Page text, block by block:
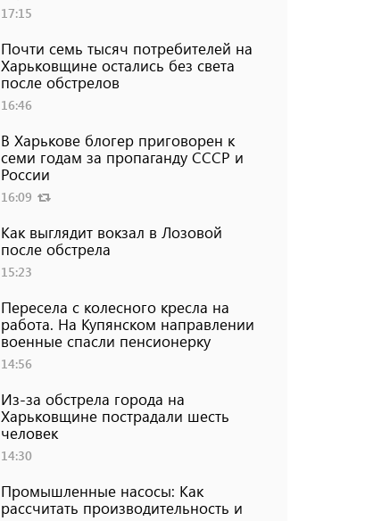
17:15
Почти семь тысяч потребителей на
Харьковщине остались без света
после обстрелов
16:46
В Харькове блогер приговорен к
семи годам за пропаганду СССР и
России
16:09
Как выглядит вокзал в Лозовой
после обстрела
15:23
Пересела с колесного кресла на
работа. На Купянском направлении
военные спасли пенсионерку
14:56
Из-за обстрела города на
Харьковщине пострадали шесть
человек
14:30
Промышленные насосы: Как
рассчитать производительность и